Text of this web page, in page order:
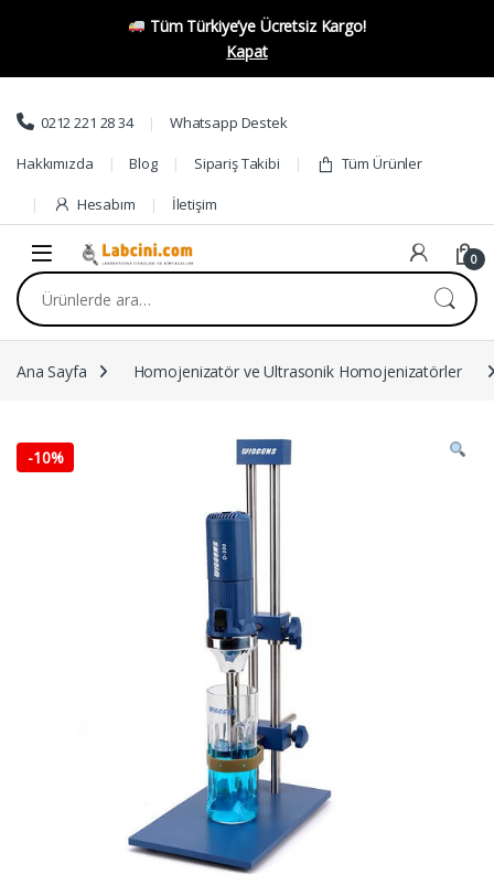
Tüm Türkiye’ye Ücretsiz Kargo!
Kapat
Skip to navigation
Skip to content
0212 221 28 34 Whatsapp Destek
Hakkımızda Blog Sipariş Takibi Tüm Ürünler
Hesabım İletişim
0
Ara:
Ana Sayfa Homojenizatör ve Ultrasonik Homojenizatörler
-10%